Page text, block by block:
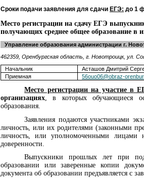
Сроки подачи заявления для сдачи ЕГЭ: до 1
Место регистрации на сдачу ЕГЭ
получающих среднее общее образование в
Управление образования администрации г.
462359, Оренбургская область, г. Новотроицк, ул.
Начальник Асташов Дмитрий
Приемная
56ouo06@obraz-
Место регистрации на участие в
организациях, в которых обучающиеся
образования.
Заявления подаются участниками
личность, или их родителями (законными
личность, или уполномоченными лицами
доверенности.
Выпускники прошлых лет при
образовании или заверенные копии
документа об образовании предъявляется с